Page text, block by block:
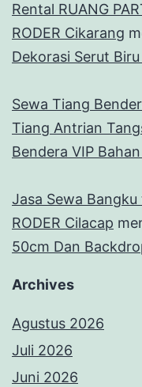
Rental RUANG
RODER Cikarang
Dekorasi Serut
Sewa Tiang
Tiang Antrian
Bendera VIP
Jasa Sewa
RODER Cilacap
50cm Dan
Archives
Agustus 2026
Juli 2026
Juni 2026